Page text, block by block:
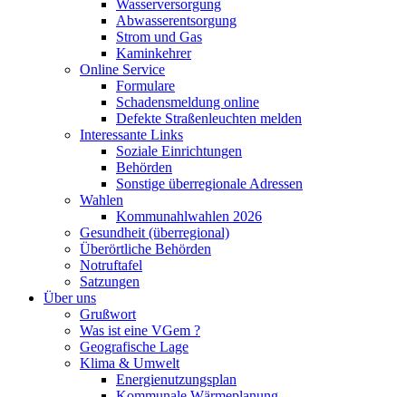
Wasserversorgung
Abwasserentsorgung
Strom und Gas
Kaminkehrer
Online Service
Formulare
Schadensmeldung online
Defekte Straßenleuchten melden
Interessante Links
Soziale Einrichtungen
Behörden
Sonstige überregionale Adressen
Wahlen
Kommunahlwahlen 2026
Gesundheit (überregional)
Überörtliche Behörden
Notruftafel
Satzungen
Über uns
Grußwort
Was ist eine VGem ?
Geografische Lage
Klima & Umwelt
Energienutzungsplan